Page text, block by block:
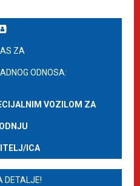
ZA
ODNOSA:
VOZILOM ZA
ICA
DETALJE!